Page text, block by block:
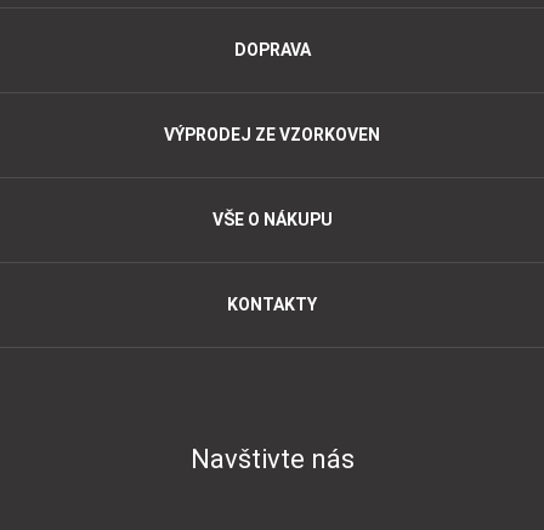
DOPRAVA
VÝPRODEJ ZE VZORKOVEN
VŠE O NÁKUPU
KONTAKTY
Navštivte nás